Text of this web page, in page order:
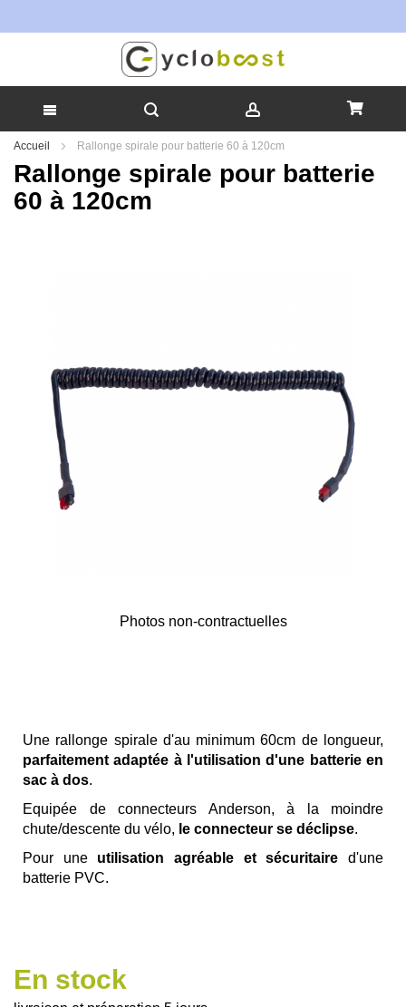
Allez
contenu
Accueil Rallonge spirale pour batterie 60 à 120cm
Rallonge spirale pour batterie
60 à 120cm
gallery
Photos non-contractuelles
the
images
gallery
Une rallonge spirale d'au minimum 60cm de longueur,
parfaitement adaptée à l'utilisation d'une batterie en
sac à dos.
Equipée de connecteurs Anderson, à la moindre
chute/descente du vélo, le connecteur se déclipse.
Pour une utilisation agréable et sécuritaire d'une
batterie PVC.
En stock